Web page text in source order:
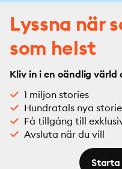
Lyssna när
som helst
Kliv in i en oändlig värld
1 miljon stories
Hundratals nya
Få tillgång till
Avsluta när du vill
Starta